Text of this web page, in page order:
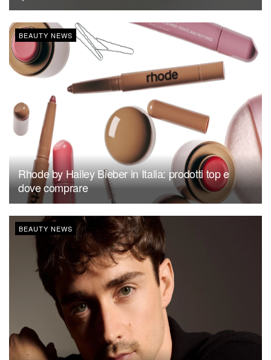
BEAUTY NEWS
Rhode by Hailey Bieber in Italia: prodotti top e
dove comprare
BEAUTY NEWS